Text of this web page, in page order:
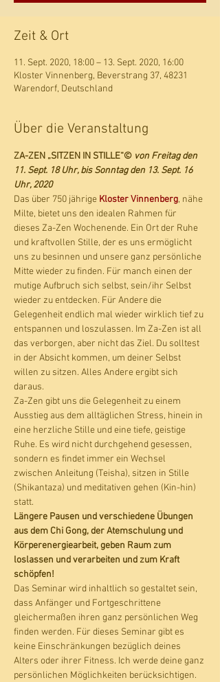
Zeit & Ort
11. Sept. 2020, 18:00 – 13. Sept. 2020, 16:00
Kloster Vinnenberg, Beverstrang 37, 48231
Warendorf, Deutschland
Über die Veranstaltung
ZA-ZEN „SITZEN IN STILLE“© von Freitag den
11. Sept. 18 Uhr, bis Sonntag den 13. Sept. 16
Uhr, 2020
Das über 750 jährige Kloster Vinnenberg, nähe
Milte, bietet uns den idealen Rahmen für
dieses Za-Zen Wochenende. Ein Ort der Ruhe
und kraftvollen Stille, der es uns ermöglicht
uns zu besinnen und unsere ganz persönliche
Mitte wieder zu finden. Für manch einen der
mutige Aufbruch sich selbst, sein/ihr Selbst
wieder zu entdecken. Für Andere die
Gelegenheit endlich mal wieder wirklich tief zu
entspannen und loszulassen. Im Za-Zen ist all
das verborgen, aber nicht das Ziel. Du solltest
in der Absicht kommen, um deiner Selbst
willen zu sitzen. Alles Andere ergibt sich
daraus.
Za-Zen gibt uns die Gelegenheit zu einem
Ausstieg aus dem alltäglichen Stress, hinein in
eine herzliche Stille und eine tiefe, geistige
Ruhe. Es wird nicht durchgehend gesessen,
sondern es findet immer ein Wechsel
zwischen Anleitung (Teisha), sitzen in Stille
(Shikantaza) und meditativen gehen (Kin-hin)
statt.
Längere Pausen und verschiedene Übungen
aus dem Chi Gong, der Atemschulung und
Körperenergiearbeit, geben Raum zum
loslassen und verarbeiten und zum Kraft
schöpfen!
Das Seminar wird inhaltlich so gestaltet sein,
dass Anfänger und Fortgeschrittene
gleichermaßen ihren ganz persönlichen Weg
finden werden. Für dieses Seminar gibt es
keine Einschränkungen bezüglich deines
Alters oder ihrer Fitness. Ich werde deine ganz
persönlichen Möglichkeiten berücksichtigen.